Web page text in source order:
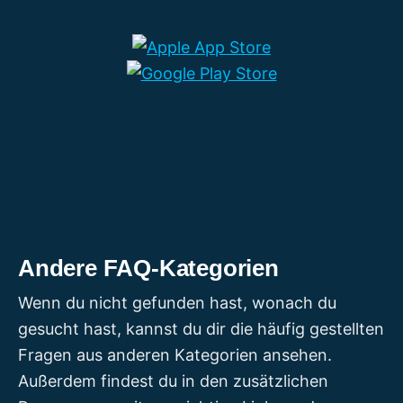
dass dies der Information und Bildung
unserer Zuschauer dient. Diese Fälle
Andere FAQ-Kategorien
Wenn du nicht gefunden hast, wonach du
gesucht hast, kannst du dir die häufig gestellten
Fragen aus anderen Kategorien ansehen.
Außerdem findest du in den zusätzlichen